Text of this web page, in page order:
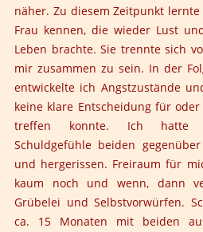
näher. Zu diesem Zeitpunkt
Frau kennen, die wieder Lust
Leben brachte. Sie trennte sich
mir zusammen zu sein. In der
entwickelte ich Angstzustände
keine klare Entscheidung für
treffen konnte. Ich hatte
Schuldgefühle beiden
und hergerissen. Freiraum für
kaum noch und wenn, dann
Grübelei und Selbstvorwürfen.
ca. 15 Monaten mit beiden